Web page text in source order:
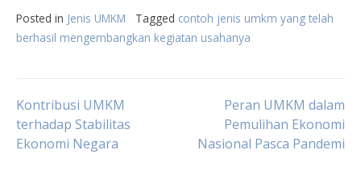
Posted in Jenis UMKM Tagged contoh jenis umkm yang telah
berhasil mengembangkan kegiatan usahanya
Post
navigation
Kontribusi UMKM
terhadap Stabilitas
Ekonomi Negara
Peran UMKM dalam
Pemulihan Ekonomi
Nasional Pasca Pandemi